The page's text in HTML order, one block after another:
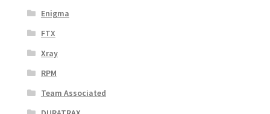
Enigma
FTX
Xray
RPM
Team Associated